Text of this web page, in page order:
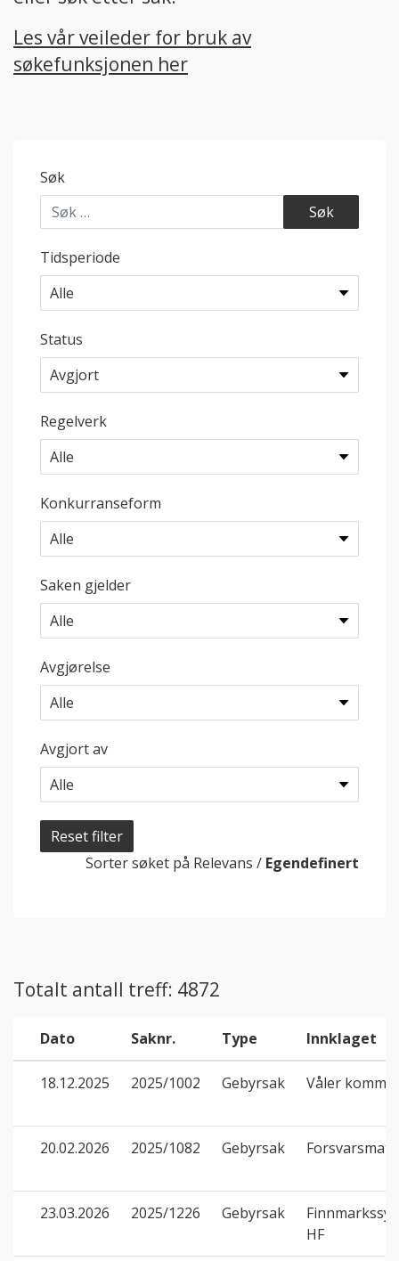
Les vår veileder for bruk av
søkefunksjonen her
Søk
Tidsperiode
Status
Regelverk
Konkurranseform
Saken gjelder
Avgjørelse
Avgjort av
Reset filter
Sorter søket på Relevans / Egendefinert
Totalt antall treff: 4872
Dato Saknr. Type Innklaget
18.12.2025 2025/1002 Gebyrsak Våler
20.02.2026 2025/1082 Gebyrsak
23.03.2026 2025/1226 Gebyrsak
HF